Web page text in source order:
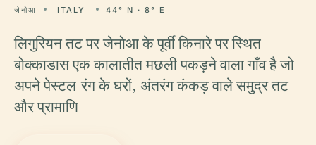
जेनोआ ITALY 44° N · 8° E
लिगुरियन तट पर जेनोआ के पूर्वी किनारे पर स्थित
बोक्काडास एक कालातीत मछली पकड़ने वाला गाँव है जो
अपने पेस्टल-रंग के घरों, अंतरंग कंकड़ वाले समुद्र तट
और प्रामाणि